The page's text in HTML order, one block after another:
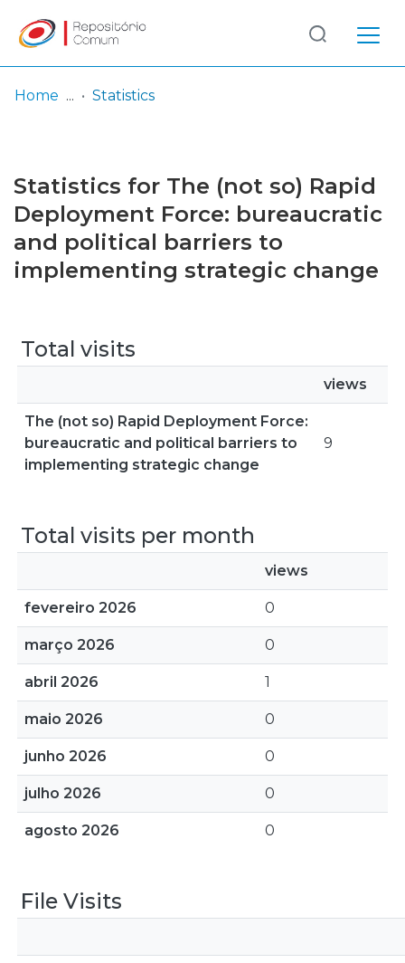
Browse repository
Entities
Log
In
(current)
Home Statistics
Statistics for The (not so) Rapid
Deployment Force: bureaucratic
and political barriers to
implementing strategic change
Total visits
views
The (not so) Rapid Deployment Force:
bureaucratic and political barriers to
implementing strategic change
9
Total visits per month
views
fevereiro 2026 0
março 2026 0
abril 2026 1
maio 2026 0
junho 2026 0
julho 2026 0
agosto 2026 0
File Visits